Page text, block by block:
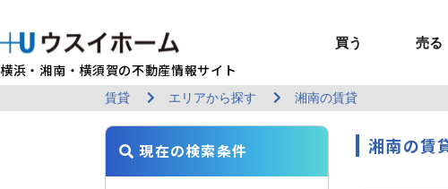
横浜・湘南・横須賀の不動産情報サイト
買う
BUY
買う 戸建て（総合）
新築戸建て
売る
SELL
売る 売るTOP
建物状況調査
（インスペクション）
レントホーム
RENT
借りる 賃貸住宅TOP
エリアから探す
U-CASA
建てる 建てるTOP
U-nifty（定額制注文住
REFORM
リフォーム リフォームTOP
ウスイのリフォームの魅
MANAGEMENT
貸す 貸すTOP
お悩み解決
COMPANY INFO
企業情報 企業情報TOP
店舗情報
賃貸 エリアから探す 湘南の賃貸
湘南の賃
現在の検索条件